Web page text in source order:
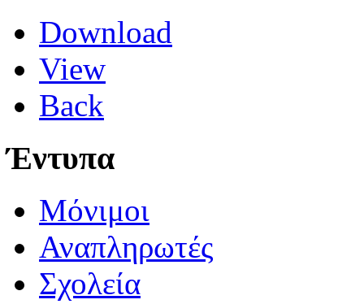
Download
View
Back
Έντυπα
Μόνιμοι
Αναπληρωτές
Σχολεία